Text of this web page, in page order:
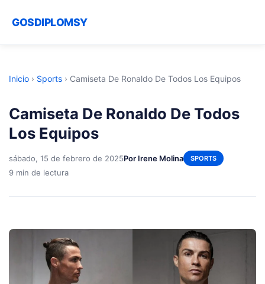
GOSDIPLOMSY
Inicio › Sports › Camiseta De Ronaldo De Todos Los Equipos
Camiseta De Ronaldo De Todos
Los Equipos
sábado, 15 de febrero de 2025Por Irene Molina SPORTS
9 min de lectura